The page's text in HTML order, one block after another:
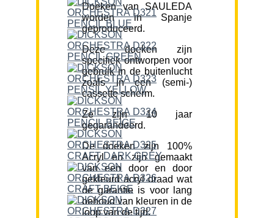
Doeken van SAULEDA
worden in Spanje
geproduceerd.
Deze doeken zijn
specifiek ontworpen voor
gebruik in de buitenlucht
zoals in een (semi-)
cassette scherm.
Ze zijn 10 jaar
gegarandeerd.
De doeken zijn 100%
Acryl en zijn gemaakt
van een door en door
gekleurd acryl draad wat
de garantie is voor lang
behoud van kleuren in de
loop van de tijd.